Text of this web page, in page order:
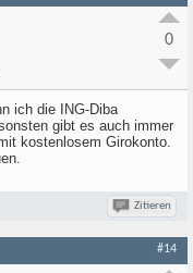
0
ich die ING-Diba
gibt es auch immer
kostenlosem Girokonto.
Zitieren
#14